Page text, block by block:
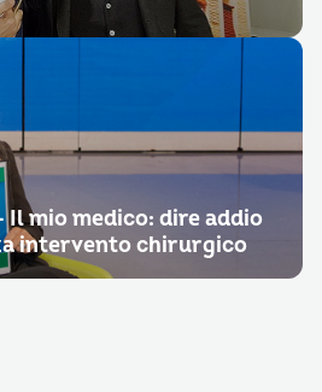
Il mio medico: dire addio
intervento chirurgico